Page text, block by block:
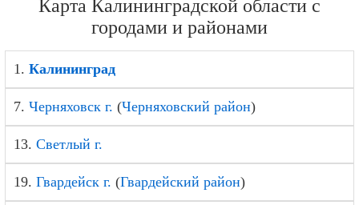
Карта Калининградской области с
городами и районами
1. Калининград
7. Черняховск г. (Черняховский район)
13. Светлый г.
19. Гвардейск г. (Гвардейский район)